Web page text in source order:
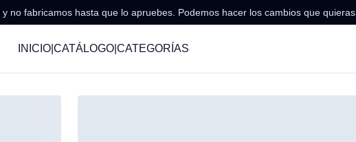
no fabricamos hasta que lo apruebes. Podemos hacer los cambios que quieras.
INICIO| CATÁLOGO| CATEGORÍAS